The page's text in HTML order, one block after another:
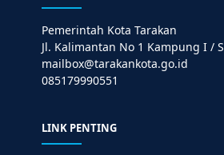
Pemerintah Kota Tarakan
Jl. Kalimantan No 1 Kampung I /
mailbox@tarakankota.go.id
085179990551
LINK PENTING